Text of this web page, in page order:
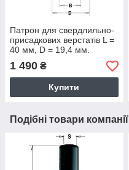
Патрон для свердлильно-
присадкових верстатів L =
40 мм, D = 19,4 мм.
1 490 ₴
Купити
Подібні товари компанії